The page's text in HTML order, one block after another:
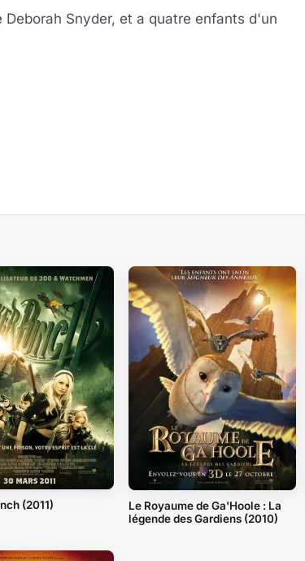
Snyder, et a quatre enfants d'un
(2011)
Le Royaume de Ga'Hoole : La
légende des Gardiens (2010)